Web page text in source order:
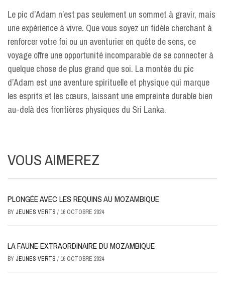
Le pic d’Adam n’est pas seulement un sommet à gravir, mais
une expérience à vivre. Que vous soyez un fidèle cherchant à
renforcer votre foi ou un aventurier en quête de sens, ce
voyage offre une opportunité incomparable de se connecter à
quelque chose de plus grand que soi. La montée du pic
d’Adam est une aventure spirituelle et physique qui marque
les esprits et les cœurs, laissant une empreinte durable bien
au-delà des frontières physiques du Sri Lanka.
VOUS AIMEREZ
PLONGÉE AVEC LES REQUINS AU MOZAMBIQUE
BY JEUNES VERTS / 16 OCTOBRE 2024
LA FAUNE EXTRAORDINAIRE DU MOZAMBIQUE
BY JEUNES VERTS / 16 OCTOBRE 2024